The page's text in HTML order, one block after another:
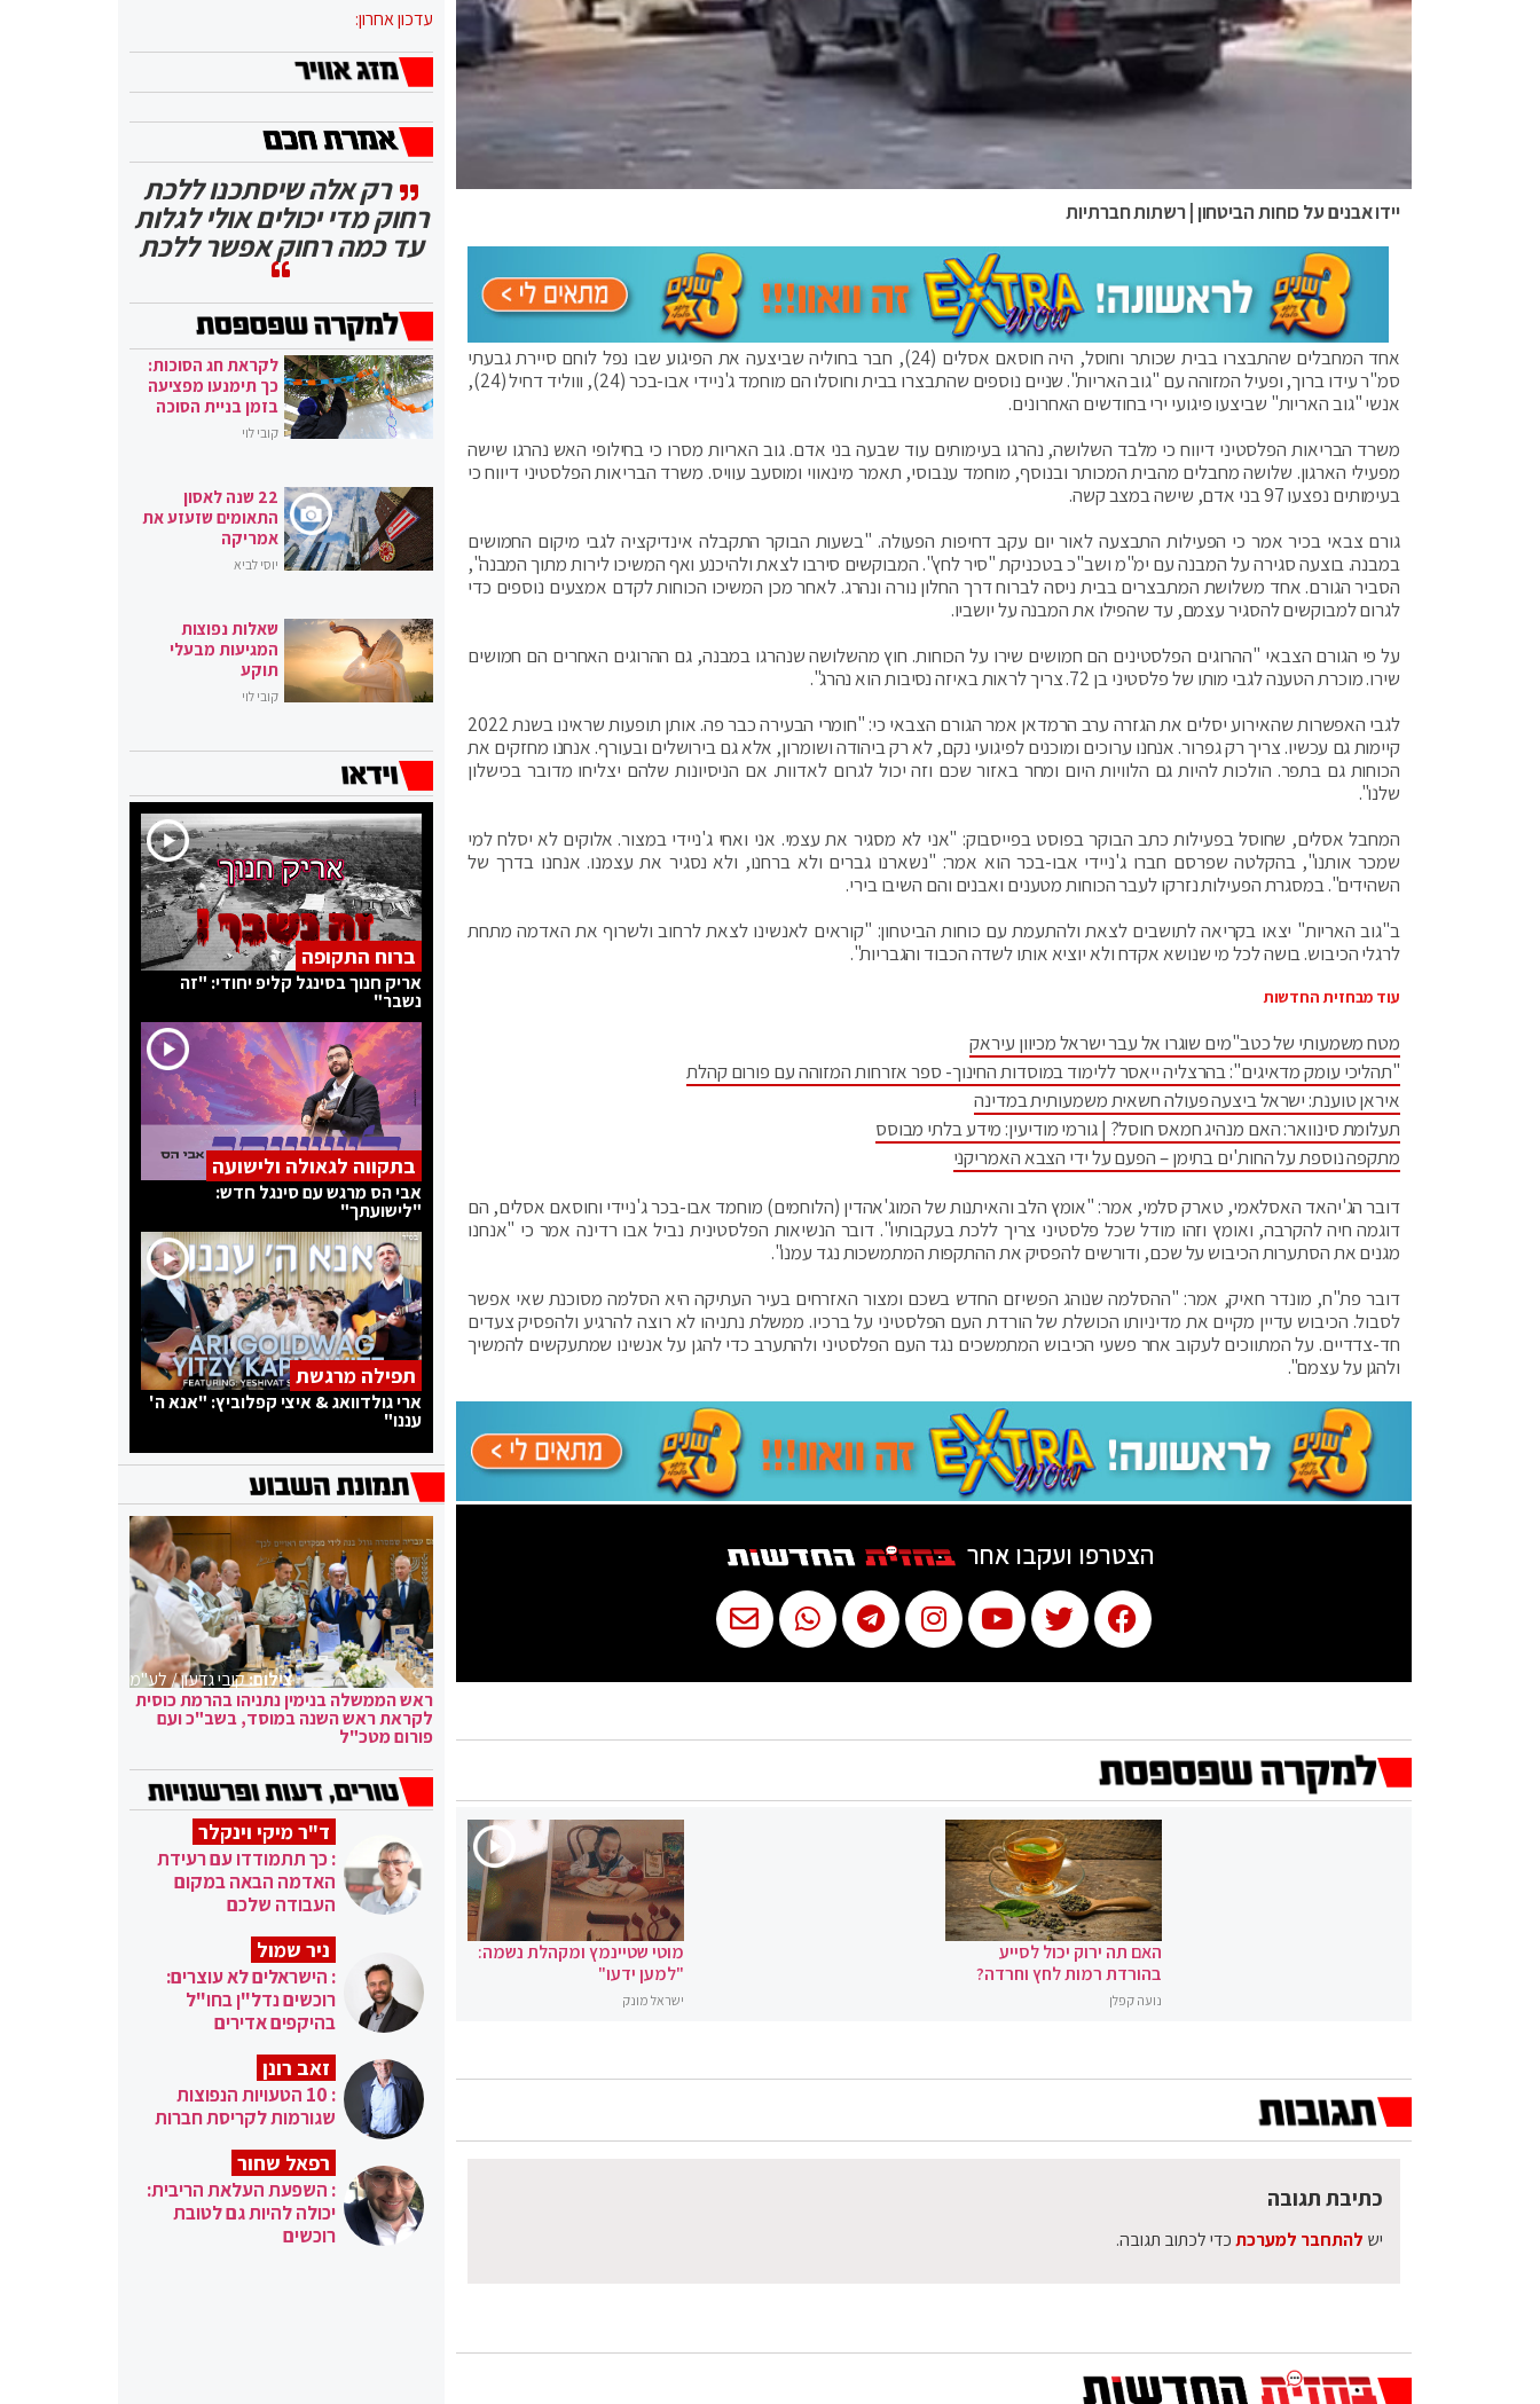
יידו אבנים על כוחות הביטחון | רשתות חברתיות
אחד המחבלים שהתבצרו בבית שכותר וחוסל, היה חוסאם אסלים (24), חבר בחוליה שביצעה את הפיגוע שבו נפל לוחם סיירת גבעתי
סמ"ר עידו ברוך, ופעיל המזוהה עם "גוב האריות". שניים נוספים שהתבצרו בבית וחוסלו הם מוחמד ג'ניידי אבו-בכר (24), וווליד דחיל (24),
אנשי "גוב האריות" שביצעו פיגועי ירי בחודשים האחרונים.
משרד הבריאות הפלסטיני דיווח כי מלבד השלושה, נהרגו בעימותים עוד שבעה בני אדם. גוב האריות מסרו כי בחילופי האש נהרגו שישה
מפעילי הארגון. שלושה מחבלים מהבית המכותר ובנוסף, מוחמד ענבוסי, תאמר מינאווי ומוסעב עוויס. משרד הבריאות הפלסטיני דיווח כי
בעימותים נפצעו 97 בני אדם, שישה במצב קשה.
גורם צבאי בכיר אמר כי הפעילות התבצעה לאור יום עקב דחיפות הפעולה. "בשעות הבוקר התקבלה אינדיקציה לגבי מיקום החמושים
במבנה. בוצעה סגירה על המבנה עם ימ"מ ושב"כ בטכניקת "סיר לחץ". המבוקשים סירבו לצאת ולהיכנע ואף המשיכו לירות מתוך המבנה",
הסביר הגורם. אחד משלושת המתבצרים בבית ניסה לברוח דרך החלון נורה ונהרג. לאחר מכן המשיכו הכוחות לקדם אמצעים נוספים כדי
לגרום למבוקשים להסגיר עצמם, עד שהפילו את המבנה על יושביו.
על פי הגורם הצבאי "ההרוגים הפלסטינים הם חמושים שירו על הכוחות. חוץ מהשלושה שנהרגו במבנה, גם ההרוגים האחרים הם חמושים
שירו. מוכרת הטענה לגבי מותו של פלסטיני בן 72. צריך לראות באיזה נסיבות הוא נהרג".
לגבי האפשרות שהאירוע יסלים את הגזרה ערב הרמדאן אמר הגורם הצבאי כי: "חומרי הבעירה כבר פה. אותן תופעות שראינו בשנת 2022
קיימות גם עכשיו. צריך רק גפרור. אנחנו ערוכים ומוכנים לפיגועי נקם, לא רק ביהודה ושומרון, אלא גם בירושלים ובעורף. אנחנו מחזקים את
הכוחות גם בתפר. הולכות להיות גם הלוויות היום ומחר באזור שכם וזה יכול לגרום לאדוות. אם הניסיונות שלהם יצליחו מדובר בכישלון
שלנו".
המחבל אסלים, שחוסל בפעילות כתב הבוקר בפוסט בפייסבוק: "אני לא מסגיר את עצמי. אני ואחי ג'ניידי במצור. אלוקים לא יסלח למי
שמכר אותנו", בהקלטה שפרסם חברו ג'ניידי אבו-בכר הוא אמר: "נשארנו גברים ולא ברחנו, ולא נסגיר את עצמנו. אנחנו בדרך של
השהידים". במסגרת הפעילות נזרקו לעבר הכוחות מטענים ואבנים והם השיבו בירי.
ב"גוב האריות" יצאו בקריאה לתושבים לצאת ולהתעמת עם כוחות הביטחון: "קוראים לאנשינו לצאת לרחוב ולשרוף את האדמה מתחת
לרגלי הכיבוש. בושה לכל מי שנושא אקדח ולא יוציא אותו לשדה הכבוד והגבריות".
עוד מבחזית החדשות
מטח משמעותי של כטב"מים שוגרו אל עבר ישראל מכיוון עיראק
"תהליכי עומק מדאיגים": בהרצליה ייאסר ללימוד במוסדות החינוך- ספר אזרחות המזוהה עם פורום קהלת
איראן טוענת: ישראל ביצעה פעולה חשאית משמעותית במדינה
תעלומת סינוואר: האם מנהיג חמאס חוסל? | גורמי מודיעין: מידע בלתי מבוסס
מתקפה נוספת על החות'ים בתימן – הפעם על ידי הצבא האמריקני
דובר הג'יהאד האסלאמי, טארק סלמי, אמר: "אומץ הלב והאיתנות של המוג'אהדין (הלוחמים) מוחמד אבו-בכר ג'ניידי וחוסאם אסלים, הם
דוגמה חיה להקרבה, ואומץ וזהו מודל שכל פלסטיני צריך ללכת בעקבותיו". דובר הנשיאות הפלסטינית נביל אבו רדינה אמר כי "אנחנו
מגנים את הסתערות הכיבוש על שכם, ודורשים להפסיק את ההתקפות המתמשכות נגד עמנו".
דובר פת"ח, מונדר חאיק, אמר: "ההסלמה שנוהג הפשיזם החדש בשכם ומצור האזרחים בעיר העתיקה היא הסלמה מסוכנת שאי אפשר
לסבול. הכיבוש עדיין מקיים את מדיניותו הכושלת של הורדת העם הפלסטיני על ברכיו. ממשלת נתניהו לא רוצה להרגיע ולהפסיק צעדים
חד-צדדיים. על המתווכים לעקוב אחר פשעי הכיבוש המתמשכים נגד העם הפלסטיני ולהתערב כדי להגן על אנשינו שמתעקשים להמשיך
ולהגן על עצמם".
הצטרפו ועקבו אחר
האם תה ירוק יכול לסייע
בהורדת רמות לחץ וחרדה?
נועה קפלן
מוטי שטיינמץ ומקהלת נשמה:
"למען ידעו"
ישראל מונק
כתיבת תגובה
יש להתחבר למערכתכדי לכתוב תגובה.
עדכון אחרון:
רק אלה שיסתכנו ללכת
רחוק מדי יכולים אולי לגלות
עד כמה רחוק אפשר ללכת
לקראת חג הסוכות:
כך תימנעו מפציעה
בזמן בניית הסוכה
קובי לוי
22 שנה לאסון
התאומים שזעזע את
אמריקה
יוסי לביא
שאלות נפוצות
המגיעות מבעלי
תוקע
קובי לוי
ברוח התקופה
אריק חנוך בסינגל קליפ יחודי: "זה
נשבר"
בתקווה לגאולה ולישועה
אבי הס מרגש עם סינגל חדש:
"לישועתך"
תפילה מרגשת
ארי גולדוואג & איצי קפלוביץ: "אנא ה'
עננו"
צילום:קובי גדעון / לע"מ
ראש הממשלה בנימין נתניהו בהרמת כוסית
לקראת ראש השנה במוסד, בשב"כ ועם
פורום מטכ"ל
ד"ר מיקי וינקלר
: כך תתמודדו עם רעידת
האדמה הבאה במקום
העבודה שלכם
ניר שמול
: הישראלים לא עוצרים:
רוכשים נדל"ן בחו"ל
בהיקפים אדירים
זאב רונן
: 10 הטעויות הנפוצות
שגורמות לקריסת חברות
רפאל שחור
: השפעת העלאת הריבית:
יכולה להיות גם לטובת
רוכשים